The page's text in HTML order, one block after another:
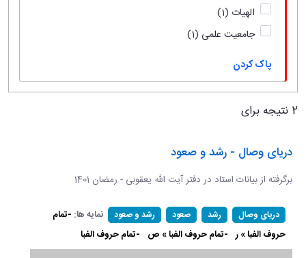
الهیات (1)
جامعیت علمی (1)
پاک کردن
2 نتیجه برای
دریای وصال - رشد و صعود
برگرفته از بیانات استاد در دفتر آیت الله یعقوبی - رمضان 1401
دریای وصال رشد صعود رشد و صعود نمایه ها: -تمام
حروف الفبا » ر -تمام حروف الفبا » ص -تمام حروف الفبا